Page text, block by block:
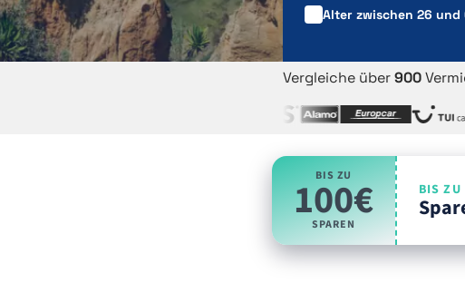
Alter zwischen 26
Vergleiche über900
BIS ZU
100€
SPAREN
BIS ZU